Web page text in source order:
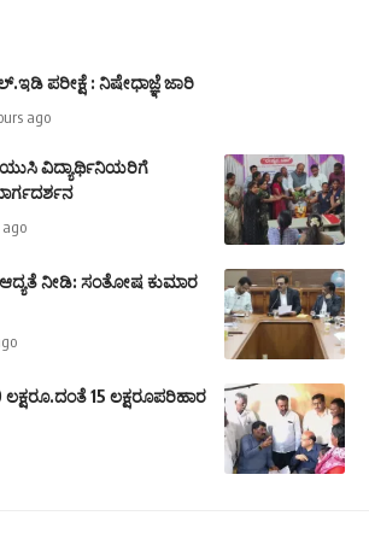
ಪರೀಕ್ಷೆ : ನಿಷೇಧಾಜ್ಞೆ ಜಾರಿ
ago
ವಿದ್ಯಾರ್ಥಿನಿಯರಿಗೆ
ago
ಆದ್ಯತೆ ನೀಡಿ: ಸಂತೋಷ ಕುಮಾರ
15 ಲಕ್ಷರೂಪರಿಹಾರ